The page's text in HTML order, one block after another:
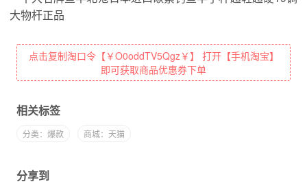
点击复制淘口令【￥O0oddTV5Qgz￥】 打开【手机淘宝】
即可获取商品优惠券下单
相关标签
分类：爆款 商城：天猫
分享到